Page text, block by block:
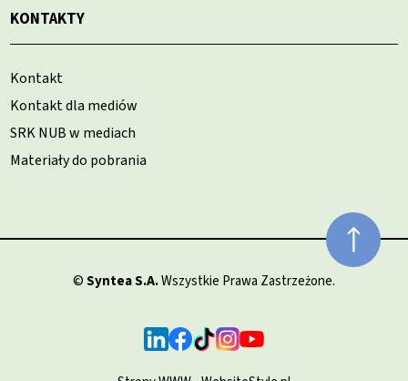
KONTAKTY
Kontakt
Kontakt dla mediów
SRK NUB w mediach
Materiały do pobrania
©Syntea S.A.Wszystkie Prawa Zastrzeżone.